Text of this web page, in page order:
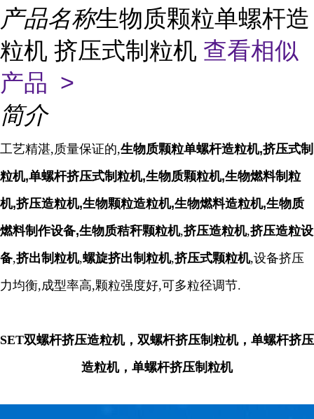
产品名称生物质颗粒单螺杆造
粒机 挤压式制粒机 查看相似
产品 >
简介
工艺精湛,质量保证的,生物质颗粒单螺杆造粒机,挤压式制
粒机,单螺杆挤压式制粒机,生物质颗粒机,生物燃料制粒
机,挤压造粒机,生物颗粒造粒机,生物燃料造粒机,生物质
燃料制作设备,生物质秸秆颗粒机,挤压造粒机,挤压造粒设
备,挤出制粒机,螺旋挤出制粒机,挤压式颗粒机,设备挤压
力均衡,成型率高,颗粒强度好,可多粒径调节.
SET双螺杆挤压造粒机，双螺杆挤压制粒机，单螺杆挤压
造粒机，单螺杆挤压制粒机